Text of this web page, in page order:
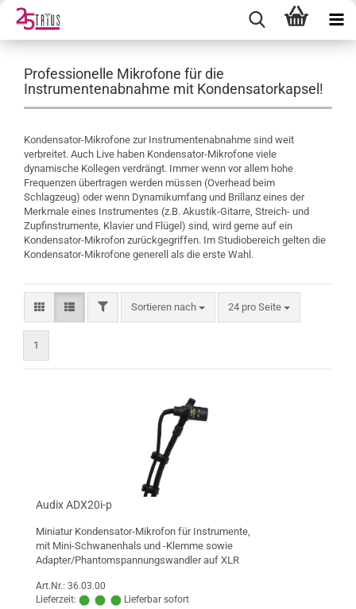
Professionelle Mikrofone für die
Instrumentenabnahme mit Kondensatorkapsel!
Kondensator-Mikrofone zur Instrumentenabnahme sind weit
verbreitet. Auch Live haben Kondensator-Mikrofone viele
dynamische Kollegen verdrängt. Immer wenn vor allem hohe
Frequenzen übertragen werden müssen (Overhead beim
Schlagzeug) oder wenn Dynamikumfang und Brillanz eines der
Merkmale eines Instrumentes (z.B. Akustik-Gitarre, Streich- und
Zupfinstrumente, Klavier und Flügel) sind, wird gerne auf ein
Kondensator-Mikrofon zurückgegriffen. Im Studiobereich gelten die
Kondensator-Mikrofone generell als die erste Wahl.
FILTERSortieren nach
Sortieren nach 24 pro Seite
pro Seite
1
Audix ADX20i-p
Miniatur Kondensator-Mikrofon für Instrumente,
mit Mini-Schwanenhals und -Klemme sowie
Adapter/Phantomspannungswandler auf XLR
Art.Nr.: 36.03.00
Lieferzeit:
Lieferbar sofort